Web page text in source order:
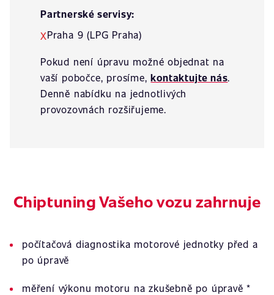
Partnerské servisy:
XPraha 9 (LPG Praha)
Pokud není úpravu možné objednat na
vaší pobočce, prosíme,kontaktujte nás.
Denně nabídku na jednotlivých
provozovnách rozšiřujeme.
Chiptuning Vašeho vozu zahrnuje
počítačová diagnostika motorové jednotky před a
po úpravě
měření výkonu motoru na zkušebně po úpravě *